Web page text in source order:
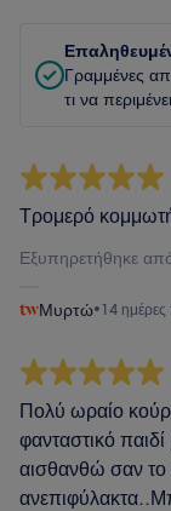
Γραμμένες
τι να
Τρομερό
Εξυπηρετήθηκε
Μυρτώ•14 ημέρες
Πολύ ωραίο
φανταστικό
αισθανθώ σαν